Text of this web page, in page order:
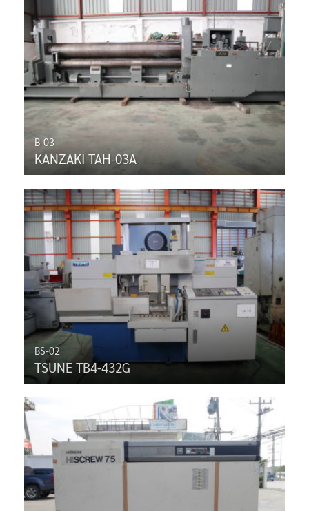
B-03
KANZAKI TAH-03A
BS-02
TSUNE TB4-432G